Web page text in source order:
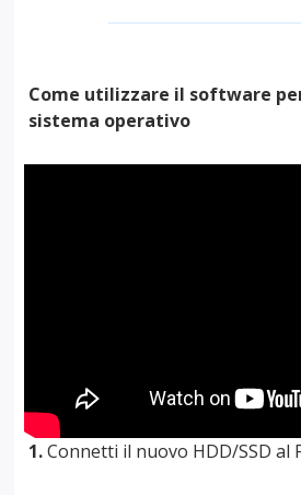
Come utilizzare il software
sistema operativo
1.Connetti il nuovo HDD/SSD al